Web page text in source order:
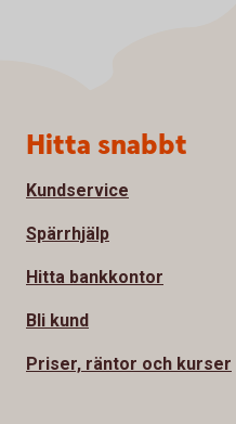
Sidfot
Hitta snabbt
Kundservice
Spärrhjälp
Hitta bankkontor
Bli kund
Priser, räntor och kurser